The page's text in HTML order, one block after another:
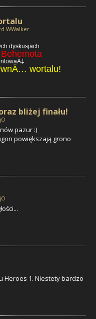
WWalker
dyskusjach
wortalu!
bliżej finału!
pazur :)
powiększają grono
Heroes 1. Niestety bardzo